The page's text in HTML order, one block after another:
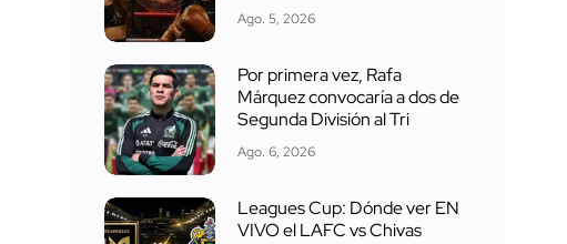
Ago. 5, 2026
Por primera vez, Rafa
Márquez convocaría a dos de
Segunda División al Tri
Ago. 6, 2026
Leagues Cup: Dónde ver EN
VIVO el LAFC vs Chivas